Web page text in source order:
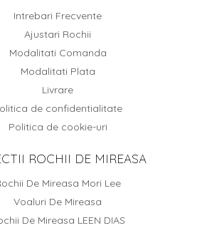
Intrebari Frecvente
Ajustari Rochii
Modalitati Comanda
Modalitati Plata
Livrare
de confidentialitate
Politica de cookie-uri
ROCHII DE MIREASA
De Mireasa Mori Lee
Voaluri De Mireasa
De Mireasa LEEN DIAS